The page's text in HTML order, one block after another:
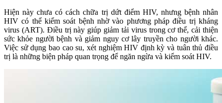
Hiện này chưa có cách chữa trị dứt điểm HIV, nhưng bệnh nhân
HIV có thể kiểm soát bệnh nhờ vào phương pháp điều trị kháng
virus (ART). Điều trị này giúp giảm tải virus trong cơ thể, cải thiện
sức khỏe người bệnh và giảm nguy cơ lây truyền cho người khác.
Việc sử dụng bao cao su, xét nghiệm HIV định kỳ và tuân thủ điều
trị là những biện pháp quan trọng để ngăn ngừa và kiểm soát HIV.